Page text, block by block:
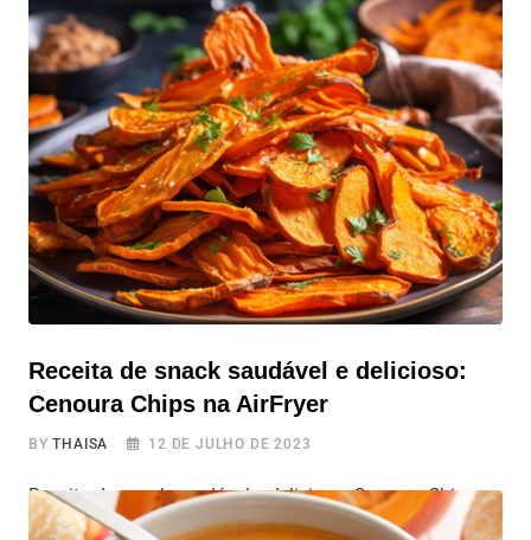
e delicioso Que tal provar esse delicioso bolo de
chocolate e café vegano, adaptado para a air fryer? Com
uma textura macia e um toque irresistível de café, essa
receita é perfeita para qualquer momento do dia. A
preparação não é difícil, utilizando ingredientes
relativamente
Receita de snack saudável e delicioso:
Cenoura Chips na AirFryer
BYTHAISA 12 DE JULHO DE 2023
Receita de snack saudável e delicioso: Cenoura Chips na
AirFryer Deliciosos e saudáveis, os chips de cenoura